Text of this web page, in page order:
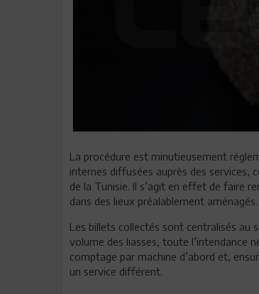
La procédure est minutieusement
internes diffusées auprès des services,
de la Tunisie. Il s’agit en effet de faire
dans des lieux préalablement aménagés.
Les billets collectés sont centralisés au
volume des liasses, toute l’intendance
comptage par machine d’abord et,
un service différent.